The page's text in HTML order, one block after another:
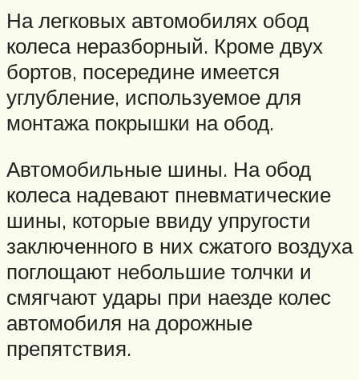
На легковых автомобилях обод
колеса неразборный. Кроме двух
бортов, посередине имеется
углубление, используемое для
монтажа покрышки на обод.
Автомобильные шины. На обод
колеса надевают пневматические
шины, которые ввиду упругости
заключенного в них сжатого воздуха
поглощают небольшие толчки и
смягчают удары при наезде колес
автомобиля на дорожные
препятствия.